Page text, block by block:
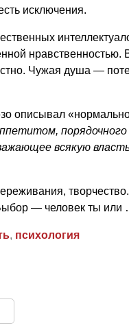
исключения.
нравственностью.
Чужая душа —
описывал
порядочного
всякую
— человек ты или
, психология